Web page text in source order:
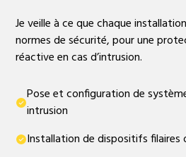
Je veille à ce que chaque
normes de sécurité, pour une
réactive en cas d’intrusion.
Pose et configuration de
intrusion
Installation de dispositifs filaires